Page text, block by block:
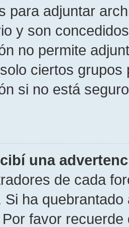
para adjuntar
y son
no permite
ciertos
si no está
una
de cada
Si ha
favor